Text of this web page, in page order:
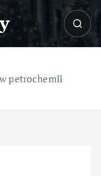
petrochemii